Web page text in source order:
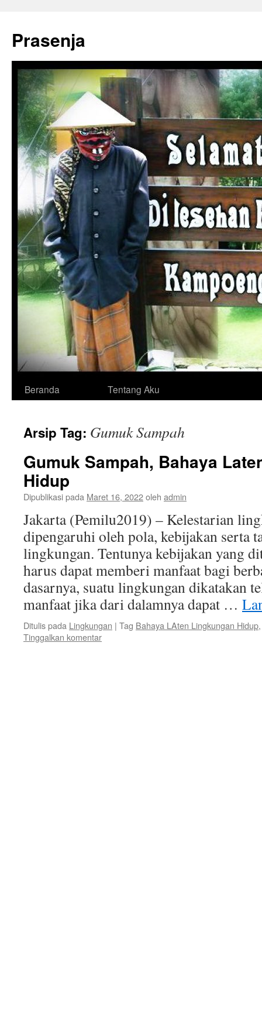
Prasenja
Langsung
isi
Beranda Tentang Aku
Arsip Tag: Gumuk Sampah
Gumuk Sampah, Bahaya
Hidup
Dipublikasi pada Maret 16, 2022oleh admin
Jakarta (Pemilu2019) – Kelestarian
dipengaruhi oleh pola, kebijakan serta
lingkungan. Tentunya kebijakan yang
harus dapat memberi manfaat bagi
dasarnya, suatu lingkungan dikatakan
manfaat jika dari dalamnya dapat …
Ditulis pada Lingkungan | Tag Bahaya LAten Lingkungan Hidup
Tinggalkan komentar